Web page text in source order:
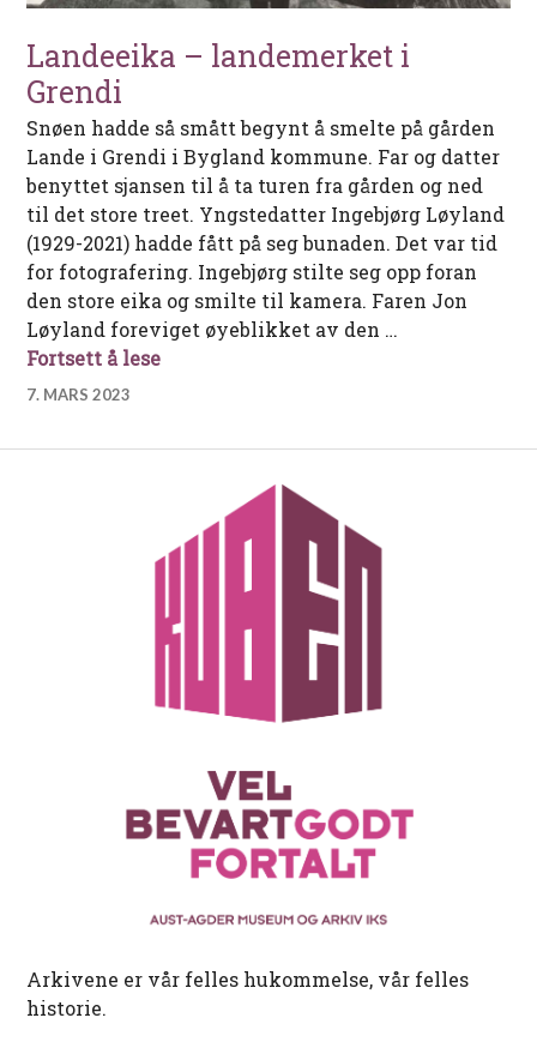
Landeeika – landemerket i
Grendi
Snøen hadde så smått begynt å smelte på gården
Lande i Grendi i Bygland kommune. Far og datter
benyttet sjansen til å ta turen fra gården og ned
til det store treet. Yngstedatter Ingebjørg Løyland
(1929-2021) hadde fått på seg bunaden. Det var tid
for fotografering. Ingebjørg stilte seg opp foran
den store eika og smilte til kamera. Faren Jon
Løyland foreviget øyeblikket av den …
Fortsett å leseLandeeika – landemerket i Grendi
7. MARS 2023
Arkivene er vår felles hukommelse, vår felles
historie.